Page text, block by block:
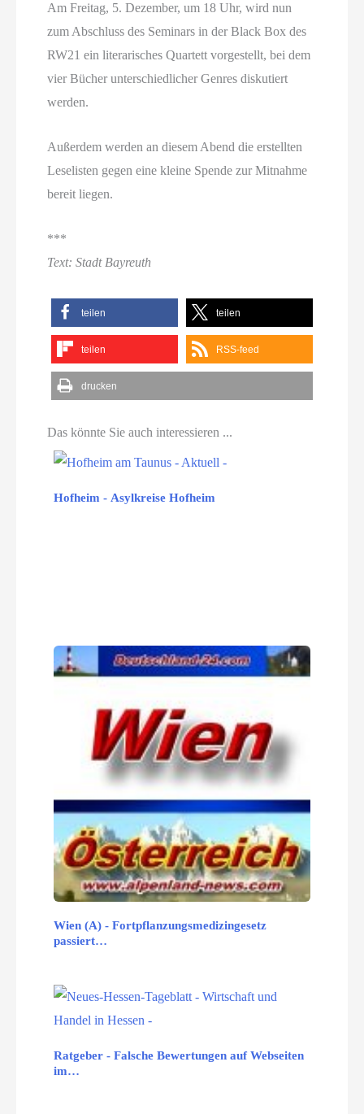
Am Freitag, 5. Dezember, um 18 Uhr, wird nun
zum Abschluss des Seminars in der Black Box des
RW21 ein literarisches Quartett vorgestellt, bei dem
vier Bücher unterschiedlicher Genres diskutiert
werden.
Außerdem werden an diesem Abend die erstellten
Leselisten gegen eine kleine Spende zur Mitnahme
bereit liegen.
***
Text: Stadt Bayreuth
teilen teilen
teilen RSS-feed
drucken
Das könnte Sie auch interessieren ...
Hofheim - Asylkreise Hofheim
Wien (A) - Fortpflanzungsmedizingesetz
passiert…
Ratgeber - Falsche Bewertungen auf Webseiten
im…